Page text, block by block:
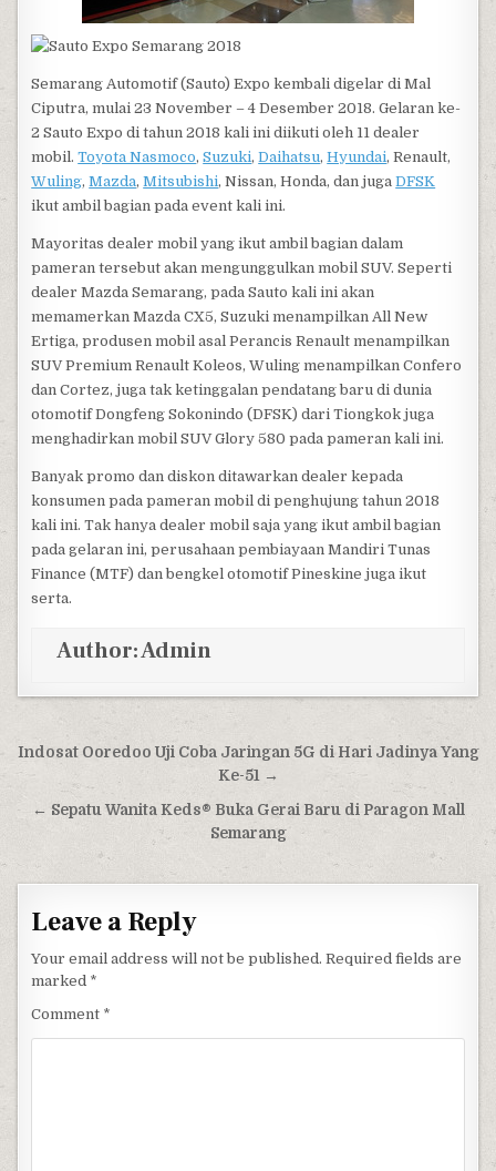
Semarang Automotif (Sauto) Expo kembali digelar di Mal
Ciputra, mulai 23 November – 4 Desember 2018. Gelaran ke-
2 Sauto Expo di tahun 2018 kali ini diikuti oleh 11 dealer
mobil.Toyota Nasmoco,Suzuki,Daihatsu,Hyundai, Renault,
Wuling,Mazda,Mitsubishi, Nissan, Honda, dan jugaDFSK
ikut ambil bagian pada event kali ini.
Mayoritas dealer mobil yang ikut ambil bagian dalam
pameran tersebut akan mengunggulkan mobil SUV. Seperti
dealer Mazda Semarang, pada Sauto kali ini akan
memamerkan Mazda CX5, Suzuki menampilkan All New
Ertiga, produsen mobil asal Perancis Renault menampilkan
SUV Premium Renault Koleos, Wuling menampilkan Confero
dan Cortez, juga tak ketinggalan pendatang baru di dunia
otomotif Dongfeng Sokonindo (DFSK) dari Tiongkok juga
menghadirkan mobil SUV Glory 580 pada pameran kali ini.
Banyak promo dan diskon ditawarkan dealer kepada
konsumen pada pameran mobil di penghujung tahun 2018
kali ini. Tak hanya dealer mobil saja yang ikut ambil bagian
pada gelaran ini, perusahaan pembiayaan Mandiri Tunas
Finance (MTF) dan bengkel otomotif Pineskine juga ikut
serta.
Author:Admin
Post navigation
Indosat Ooredoo Uji Coba Jaringan 5G di Hari Jadinya Yang
Ke-51 →
← Sepatu Wanita Keds® Buka Gerai Baru di Paragon Mall
Semarang
Leave a Reply
Your email address will not be published. Required fields are
marked *
Comment *